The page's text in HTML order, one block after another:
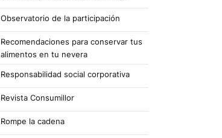
Observatorio de la participación
Recomendaciones para conservar tus
alimentos en tu nevera
Responsabilidad social corporativa
Revista Consumillor
Rompe la cadena